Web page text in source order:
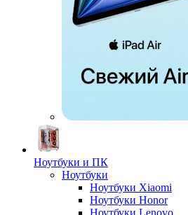
Ноутбуки и ПК
Ноутбуки
Ноутбуки Xiaomi
Ноутбуки Honor
Ноутбуки Lenovo